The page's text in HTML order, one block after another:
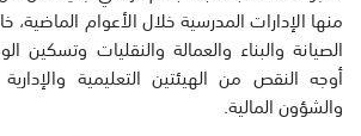
منها الإدارات المدرسية خلال الأعوام الماضية،
الصيانة والبناء والعمالة والنقليات وتسكين
أوجه النقص من الهيئتين التعليمية
والشؤون المالية.